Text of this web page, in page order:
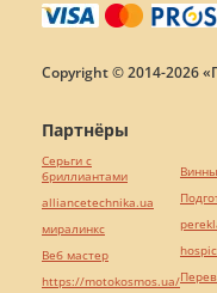
Copyright © 2014-2026
Партнёры
Серьги с
бриллиантами
alliancetechnika.ua
миралинкс
Веб мастер
https://motokosmos.ua/